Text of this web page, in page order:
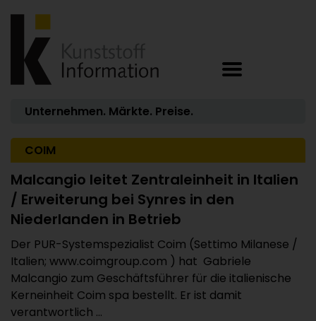
Unternehmen. Märkte. Preise.
COIM
Malcangio leitet Zentraleinheit in Italien
/ Erweiterung bei Synres in den
Niederlanden in Betrieb
Der PUR-Systemspezialist Coim (Settimo Milanese /
Italien; www.coimgroup.com ) hat Gabriele
Malcangio zum Geschäftsführer für die italienische
Kerneinheit Coim spa bestellt. Er ist damit
verantwortlich ...